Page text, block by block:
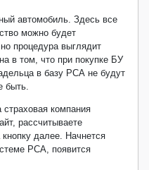
автомобиль. Здесь все
можно будет
процедура выглядит
в том, что при покупке БУ
в базу РСА не будут
быть.
страховая компания
рассчитываете
далее. Начнется
РСА, появится